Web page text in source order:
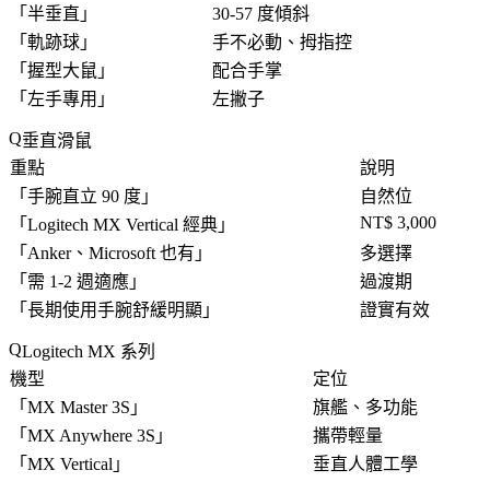
「 半垂直 」
30-57 度傾斜
「 軌跡球 」
手不必動、拇指控
「 握型大鼠 」
配合手掌
「 左手專用 」 左撇子
垂直滑鼠
重點
說明
「 手腕直立 90 度 」
自然位
「 Logitech MX Vertical 經典 」
NT$ 3,000
「 Anker、Microsoft 也有 」
多選擇
「 需 1-2 週適應 」
過渡期
「 長期使用手腕舒緩明顯 」 證實有效
Logitech MX 系列
機型
定位
「 MX Master 3S 」
旗艦、多功能
「 MX Anywhere 3S 」
攜帶輕量
「 MX Vertical 」
垂直人體工學